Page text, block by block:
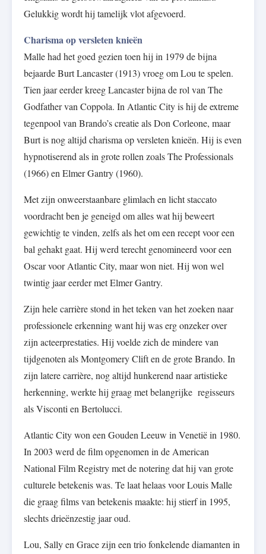
Gelukkig wordt hij tamelijk vlot afgevoerd.
Charisma op versleten knieën
Malle had het goed gezien toen hij in 1979 de bijna
bejaarde Burt Lancaster (1913) vroeg om Lou te spelen.
Tien jaar eerder kreeg Lancaster bijna de rol van The
Godfather van Coppola. In Atlantic City is hij de extreme
tegenpool van Brando’s creatie als Don Corleone, maar
Burt is nog altijd charisma op versleten knieën. Hij is even
hypnotiserend als in grote rollen zoals The Professionals
(1966) en Elmer Gantry (1960).
Met zijn onweerstaanbare glimlach en licht staccato
voordracht ben je geneigd om alles wat hij beweert
gewichtig te vinden, zelfs als het om een recept voor een
bal gehakt gaat. Hij werd terecht genomineerd voor een
Oscar voor Atlantic City, maar won niet. Hij won wel
twintig jaar eerder met Elmer Gantry.
Zijn hele carrière stond in het teken van het zoeken naar
professionele erkenning want hij was erg onzeker over
zijn acteerprestaties. Hij voelde zich de mindere van
tijdgenoten als Montgomery Clift en de grote Brando. In
zijn latere carrière, nog altijd hunkerend naar artistieke
herkenning, werkte hij graag met belangrijke regisseurs
als Visconti en Bertolucci.
Atlantic City won een Gouden Leeuw in Venetië in 1980.
In 2003 werd de film opgenomen in de American
National Film Registry met de notering dat hij van grote
culturele betekenis was. Te laat helaas voor Louis Malle
die graag films van betekenis maakte: hij stierf in 1995,
slechts drieënzestig jaar oud.
Lou, Sally en Grace zijn een trio fonkelende diamanten in